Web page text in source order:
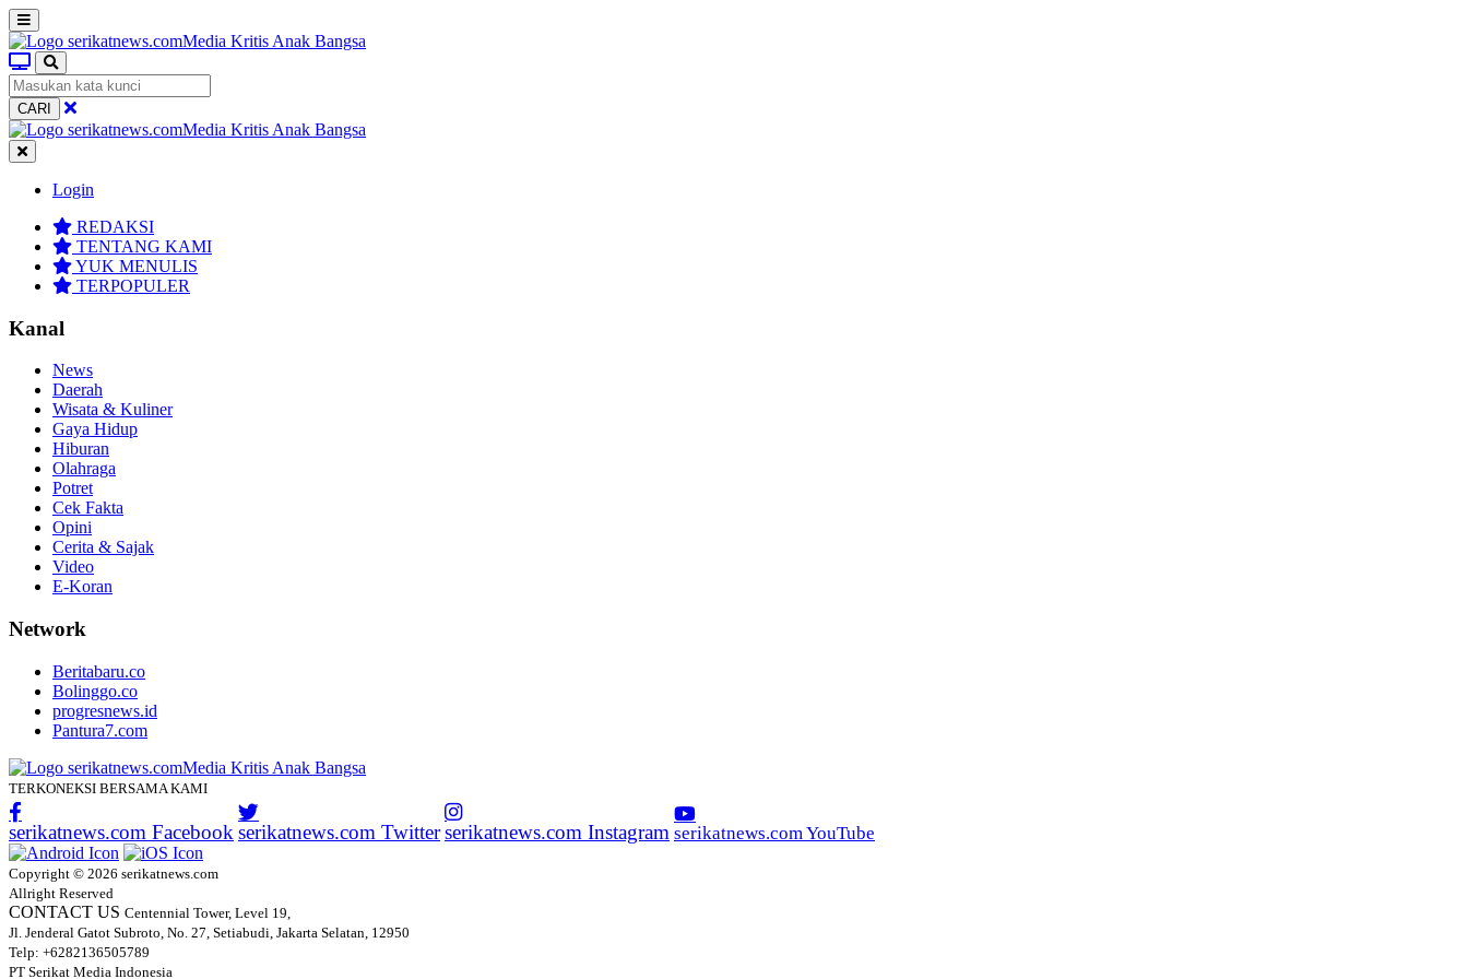
CARI
Login
REDAKSI
TENTANG KAMI
YUK MENULIS
TERPOPULER
Kanal
News
Daerah
Wisata & Kuliner
Gaya Hidup
Hiburan
Olahraga
Potret
Cek Fakta
Opini
Cerita & Sajak
Video
E-Koran
Network
Beritabaru.co
Bolinggo.co
progresnews.id
Pantura7.com
TERKONEKSI BERSAMA KAMI
serikatnews.com Facebook serikatnews.com Twitter serikatnews.com Instagram serikatnews.com YouTube
Copyright © 2026 serikatnews.com
Allright Reserved
CONTACT US Centennial Tower, Level 19,
Jl. Jenderal Gatot Subroto, No. 27, Setiabudi, Jakarta Selatan, 12950
Telp: +6282136505789
PT Serikat Media Indonesia